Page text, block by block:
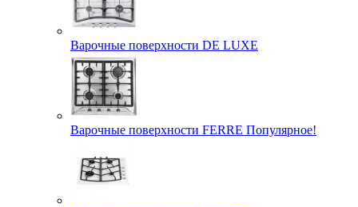
Варочные поверхности DE LUXE
Варочные поверхности FERRE Популярное!